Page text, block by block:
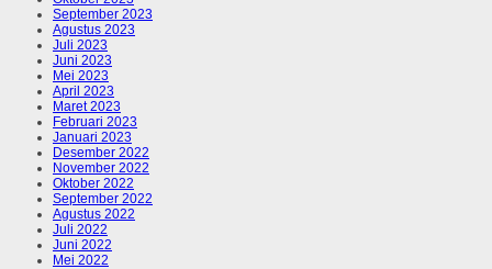
September 2023
Agustus 2023
Juli 2023
Juni 2023
Mei 2023
April 2023
Maret 2023
Februari 2023
Januari 2023
Desember 2022
November 2022
Oktober 2022
September 2022
Agustus 2022
Juli 2022
Juni 2022
Mei 2022